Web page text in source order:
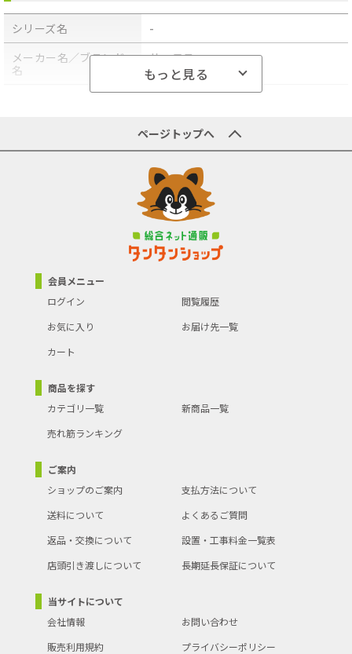
シリーズ名
-
メーカー名／ブランド
名
サーモス
食器・カトラリー・グラス
もっと見る
ページトップへ
会員メニュー
ログイン
閲覧履歴
お気に入り
お届け先一覧
カート
商品を探す
カテゴリ一覧
新商品一覧
売れ筋ランキング
ご案内
ショップのご案内
支払方法について
送料について
よくあるご質問
返品・交換について
設置・工事料金一覧表
店頭引き渡しについて
長期延長保証について
当サイトについて
会社情報
お問い合わせ
販売利用規約
プライバシーポリシー